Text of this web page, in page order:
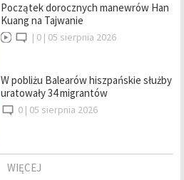
Początek dorocznych manewrów Han
Kuang na Tajwanie
| 0 | 05 sierpnia 2026
W pobliżu Balearów hiszpańskie służby
uratowały 34 migrantów
0 | 05 sierpnia 2026
WIĘCEJ